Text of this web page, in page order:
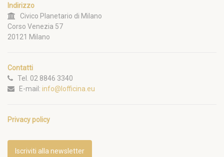
Indirizzo
Civico Planetario di Milano
Corso Venezia 57
20121 Milano
Contatti
Tel. 02 8846 3340
E-mail: info@lofficina.eu
Privacy policy
Iscriviti alla newsletter